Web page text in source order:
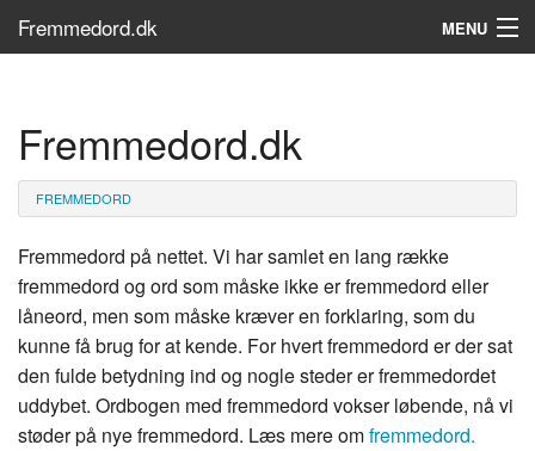
Fremmedord.dk MENU
Søg...
Find bøger
Fremmedord.dk
FREMMEDORD
Fremmedord på nettet. Vi har samlet en lang række
fremmedord og ord som måske ikke er fremmedord eller
låneord, men som måske kræver en forklaring, som du
kunne få brug for at kende. For hvert fremmedord er der sat
den fulde betydning ind og nogle steder er fremmedordet
uddybet. Ordbogen med fremmedord vokser løbende, nå vi
støder på nye fremmedord. Læs mere omfremmedord.